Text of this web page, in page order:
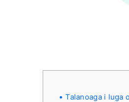
Talanoaga i luga